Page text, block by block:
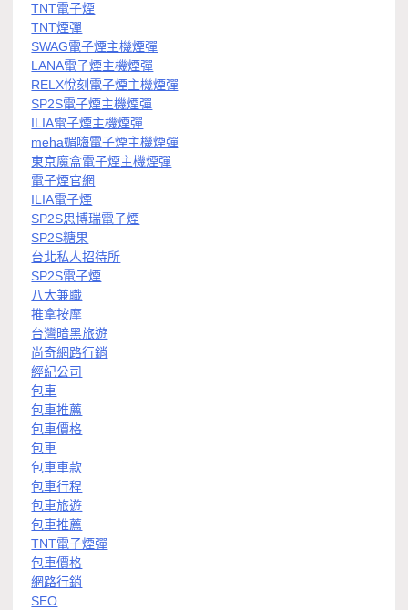
TNT電子煙
TNT煙彈
SWAG電子煙主機煙彈
LANA電子煙主機煙彈
RELX悅刻電子煙主機煙彈
SP2S電子煙主機煙彈
ILIA電子煙主機煙彈
meha媚嗨電子煙主機煙彈
東京魔盒電子煙主機煙彈
電子煙官網
ILIA電子煙
SP2S思博瑞電子煙
SP2S糖果
台北私人招待所
SP2S電子煙
八大兼職
推拿按摩
台灣暗黑旅遊
尚奇網路行銷
經紀公司
包車
包車推薦
包車價格
包車
包車車款
包車行程
包車旅遊
包車推薦
TNT電子煙彈
包車價格
網路行銷
SEO